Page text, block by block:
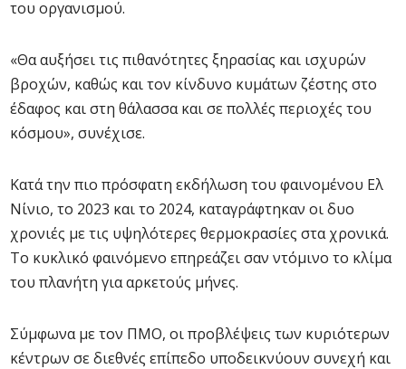
του οργανισμού.
«Θα αυξήσει τις πιθανότητες ξηρασίας και ισχυρών
βροχών, καθώς και τον κίνδυνο κυμάτων ζέστης στο
έδαφος και στη θάλασσα και σε πολλές περιοχές του
κόσμου», συνέχισε.
Κατά την πιο πρόσφατη εκδήλωση του φαινομένου Ελ
Νίνιο, το 2023 και το 2024, καταγράφτηκαν οι δυο
χρονιές με τις υψηλότερες θερμοκρασίες στα χρονικά.
Το κυκλικό φαινόμενο επηρεάζει σαν ντόμινο το κλίμα
του πλανήτη για αρκετούς μήνες.
Σύμφωνα με τον ΠΜΟ, οι προβλέψεις των κυριότερων
κέντρων σε διεθνές επίπεδο υποδεικνύουν συνεχή και